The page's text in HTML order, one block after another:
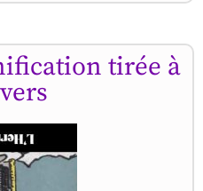
tirée à